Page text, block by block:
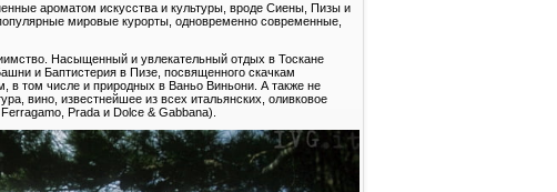
ароматом искусства и культуры, вроде Сиены, Пизы и
мировые курорты, одновременно современные,
Насыщенный и увлекательный отдых в Тоскане
и Баптистерия в Пизе, посвященного скачкам
том числе и природных в Ваньо Виньони. А также не
вино, известнейшее из всех итальянских, оливковое
Prada и Dolce & Gabbana).